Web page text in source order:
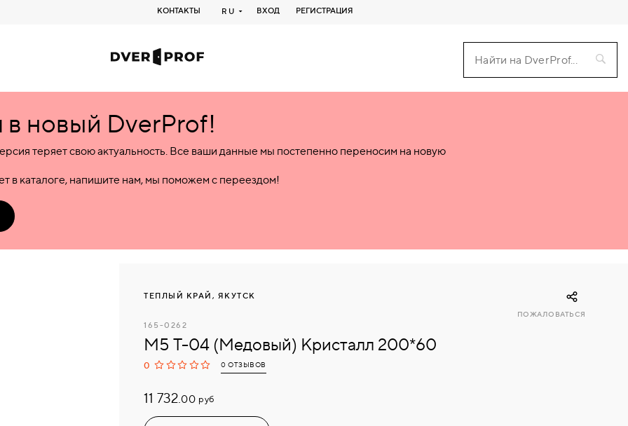
КОНТАКТЫ RU ВХОД РЕГИСТРАЦИЯ
новый DverProf!
теряет свою актуальность. Все ваши данные мы постепенно переносим на новую
в каталоге, напишите нам, мы поможем с переездом!
ТЕПЛЫЙ КРАЙ, ЯКУТСК
165-0262
М5 Т-04 (Медовый) Кристалл 200*60
0 0 ОТЗЫВОВ
11 732.00руб
ПОЖАЛОВАТЬСЯ